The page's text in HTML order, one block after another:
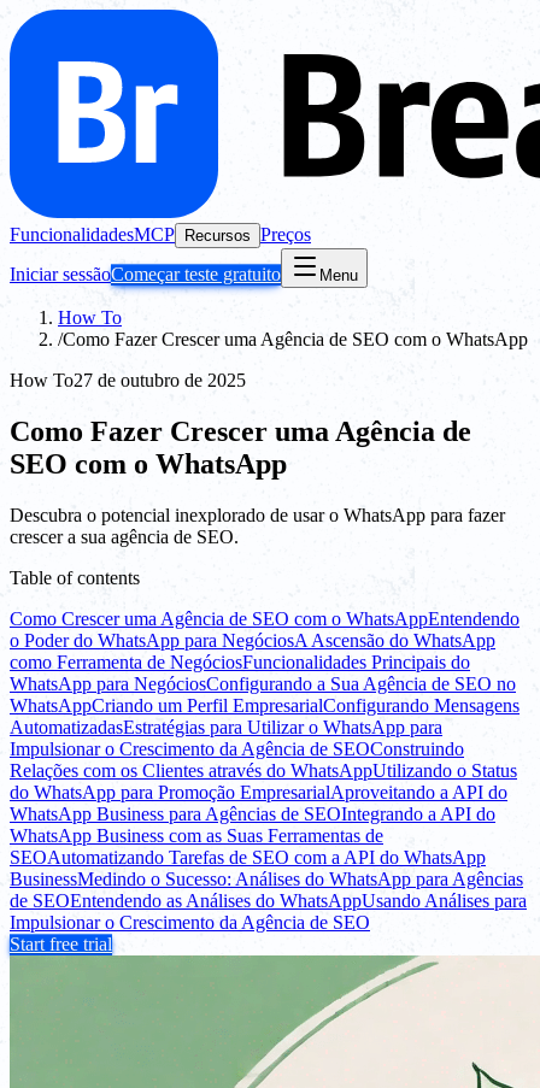
FuncionalidadesMCP Recursos Preços
Iniciar sessãoComeçar teste gratuito Menu
How To
/Como Fazer Crescer uma Agência de SEO com o WhatsApp
How To27 de outubro de 2025
Como Fazer Crescer uma Agência de
SEO com o WhatsApp
Descubra o potencial inexplorado de usar o WhatsApp para fazer
crescer a sua agência de SEO.
Table of contents
Como Crescer uma Agência de SEO com o WhatsAppEntendendo
o Poder do WhatsApp para NegóciosA Ascensão do WhatsApp
como Ferramenta de NegóciosFuncionalidades Principais do
WhatsApp para NegóciosConfigurando a Sua Agência de SEO no
WhatsAppCriando um Perfil EmpresarialConfigurando Mensagens
AutomatizadasEstratégias para Utilizar o WhatsApp para
Impulsionar o Crescimento da Agência de SEOConstruindo
Relações com os Clientes através do WhatsAppUtilizando o Status
do WhatsApp para Promoção EmpresarialAproveitando a API do
WhatsApp Business para Agências de SEOIntegrando a API do
WhatsApp Business com as Suas Ferramentas de
SEOAutomatizando Tarefas de SEO com a API do WhatsApp
BusinessMedindo o Sucesso: Análises do WhatsApp para Agências
de SEOEntendendo as Análises do WhatsAppUsando Análises para
Impulsionar o Crescimento da Agência de SEO
Start free trial